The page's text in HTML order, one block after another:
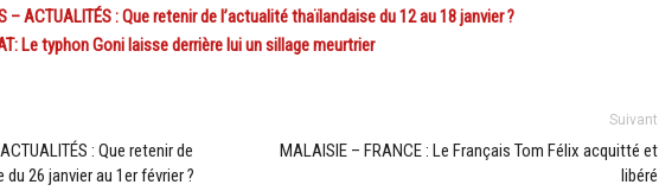
– ACTUALITÉS : Que retenir de l’actualité thaïlandaise du 12 au 18 janvier ?
Le typhon Goni laisse derrière lui un sillage meurtrier
: Que retenir de
26 janvier au 1er février ?
Suivant
MALAISIE – FRANCE : Le Français Tom Félix acquitté et
libéré